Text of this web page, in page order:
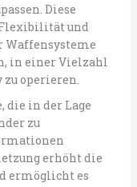
Diese
und
in einer Vielzahl
operieren.
die in der Lage
zu
erhöht die
ermöglicht es